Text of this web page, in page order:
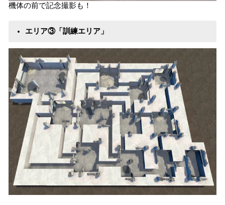
機体の前で記念撮影も！
エリア③「訓練エリア」